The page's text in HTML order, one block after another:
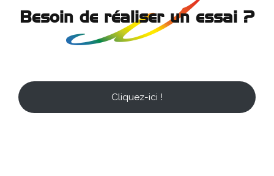
Besoin de réaliser un essai ?
Cliquez-ici !